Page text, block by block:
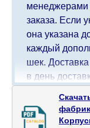
менеджерами
заказа. Если
она указана
каждый
шек.
в день
населенные
от центра